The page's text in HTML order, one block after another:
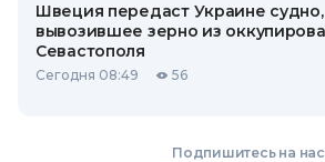
Швеция передаст Украине
вывозившее зерно из
Севастополя
Сегодня 08:49 56
Подпишитесь на нас